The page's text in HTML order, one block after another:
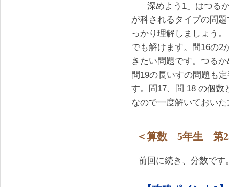
「深めよう1」はつる
が科されるタイプの問
っかり理解しましょう
でも解けます。問16の2
きたい問題です。つる
問19の長いすの問題も
す。問17、問 18 の個数
なので一度解いておい
＜算数 5年生 第
前回に続き、分数です